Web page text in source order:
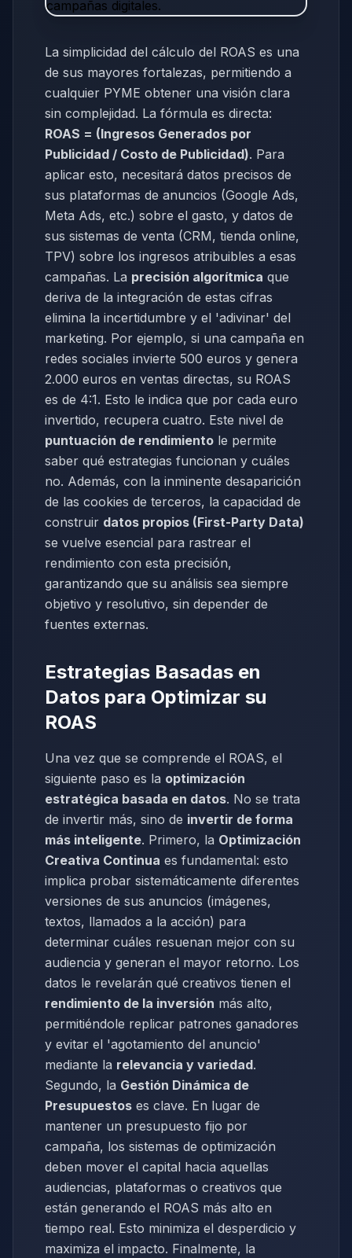
La simplicidad del cálculo del ROAS es una
de sus mayores fortalezas, permitiendo a
cualquier PYME obtener una visión clara
sin complejidad. La fórmula es directa:
ROAS = (Ingresos Generados por
Publicidad / Costo de Publicidad). Para
aplicar esto, necesitará datos precisos de
sus plataformas de anuncios (Google Ads,
Meta Ads, etc.) sobre el gasto, y datos de
sus sistemas de venta (CRM, tienda online,
TPV) sobre los ingresos atribuibles a esas
campañas. La precisión algorítmica que
deriva de la integración de estas cifras
elimina la incertidumbre y el 'adivinar' del
marketing. Por ejemplo, si una campaña en
redes sociales invierte 500 euros y genera
2.000 euros en ventas directas, su ROAS
es de 4:1. Esto le indica que por cada euro
invertido, recupera cuatro. Este nivel de
puntuación de rendimiento le permite
saber qué estrategias funcionan y cuáles
no. Además, con la inminente desaparición
de las cookies de terceros, la capacidad de
construir datos propios (First-Party Data)
se vuelve esencial para rastrear el
rendimiento con esta precisión,
garantizando que su análisis sea siempre
objetivo y resolutivo, sin depender de
fuentes externas.
Estrategias Basadas en
Datos para Optimizar su
ROAS
Una vez que se comprende el ROAS, el
siguiente paso es la optimización
estratégica basada en datos. No se trata
de invertir más, sino de invertir de forma
más inteligente. Primero, la Optimización
Creativa Continua es fundamental: esto
implica probar sistemáticamente diferentes
versiones de sus anuncios (imágenes,
textos, llamados a la acción) para
determinar cuáles resuenan mejor con su
audiencia y generan el mayor retorno. Los
datos le revelarán qué creativos tienen el
rendimiento de la inversión más alto,
permitiéndole replicar patrones ganadores
y evitar el 'agotamiento del anuncio'
mediante la relevancia y variedad.
Segundo, la Gestión Dinámica de
Presupuestos es clave. En lugar de
mantener un presupuesto fijo por
campaña, los sistemas de optimización
deben mover el capital hacia aquellas
audiencias, plataformas o creativos que
están generando el ROAS más alto en
tiempo real. Esto minimiza el desperdicio y
maximiza el impacto. Finalmente, la